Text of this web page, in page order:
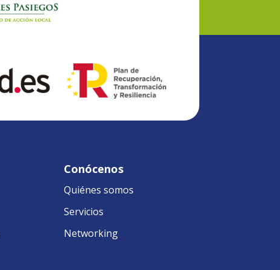
Conócenos
Quiénes somos
Servicios
Networking